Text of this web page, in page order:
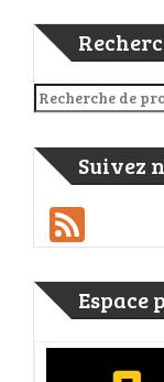
Recherche pour :
Suivez